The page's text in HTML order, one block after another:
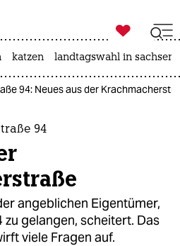
zahl ich
ich

taz zahl ich
katzen landtagswahl in
94: Neues aus der
94
angeblichen Eigentümer,
zu gelangen, scheitert. Das
viele Fragen auf.